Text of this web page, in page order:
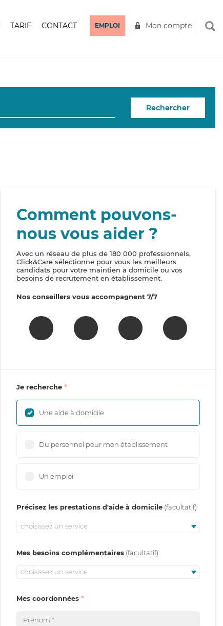
TARIF CONTACT EMPLOI Mon compte
Rechercher
Comment pouvons-
nous vous aider ?
Avec un réseau de plus de 180 000 professionnels,
Click&Care sélectionne pour vous les meilleurs
candidats pour votre maintien à domicile ou vos
besoins de recrutement en établissement.
Nos conseillers vous accompagnent 7/7
Je recherche
Une aide à domicile
Du personnel pour mon établissement
Un emploi
Précisez les prestations d'aide à domicile
choisissez un service
Mes besoins complémentaires
choisissez un service
Mes coordonnées